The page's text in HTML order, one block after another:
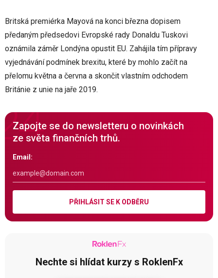
Britská premiérka Mayová na konci března dopisem
předaným předsedovi Evropské rady Donaldu Tuskovi
oznámila záměr Londýna opustit EU. Zahájila tím přípravy
vyjednávání podmínek brexitu, které by mohlo začít na
přelomu května a června a skončit vlastním odchodem
Británie z unie na jaře 2019.
Zapojte se do newsletteru o novinkách
ze světa finančních trhů.
Email:
PŘIHLÁSIT SE K ODBĚRU
Nechte si hlídat kurzy s RoklenFx